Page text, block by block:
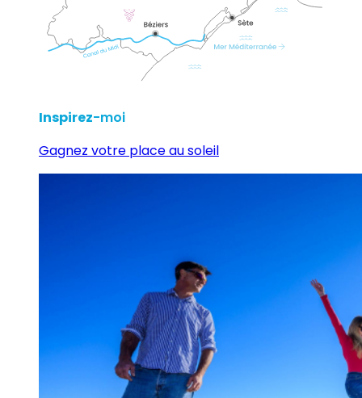
Inspirez-moi
Gagnez votre place au soleil